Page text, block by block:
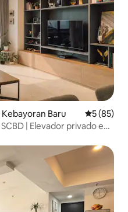
Baru
5 (85)
| Elevador privado e